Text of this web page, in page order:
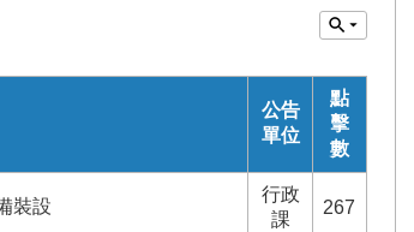
公告
單位
點
擊
數
裝設
行政
課
267